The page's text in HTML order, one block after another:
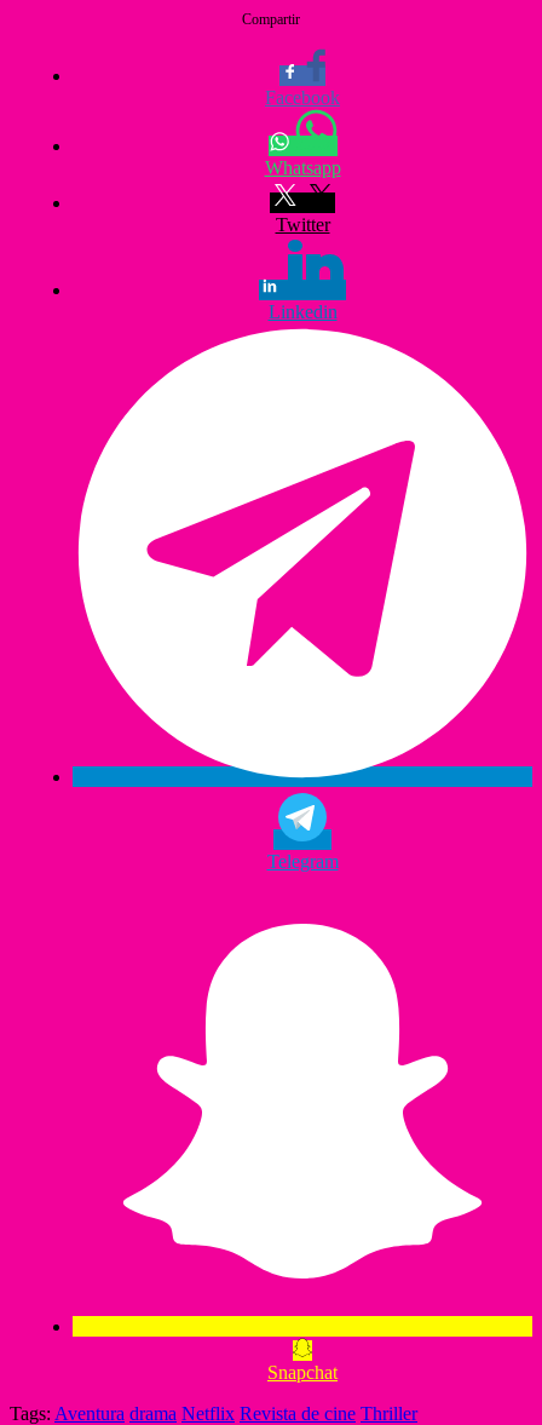
Compartir
Facebook
Whatsapp
Twitter
Linkedin
Telegram
Snapchat
Tags: Aventura drama Netflix Revista de cine Thriller